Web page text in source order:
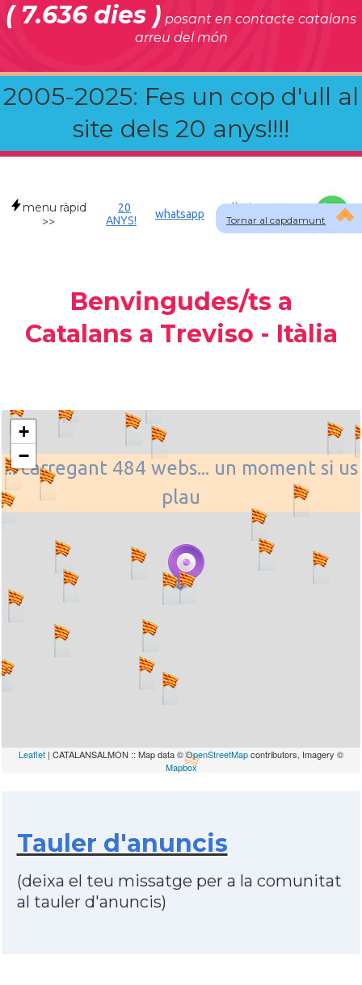
( 7.636 dies ) posant en contacte catalans
arreu del món
2005-2025: Fes un cop d'ull al
site dels 20 anys!!!!
Tornar al capdamunt
menu ràpid
>>
20
ANYS!
whatsapp
Allotjament a
ITA
Benvingudes/ts a
Catalans a Treviso - Itàlia
... carregant 484 webs... un moment si us
plau
+
−
Leaflet | CATALANSALMON :: Map data ©OpenStreetMapcontributors, Imagery ©
Mapbox
Tauler d'anuncis
(deixa el teu missatge per a la comunitat
al tauler d'anuncis)